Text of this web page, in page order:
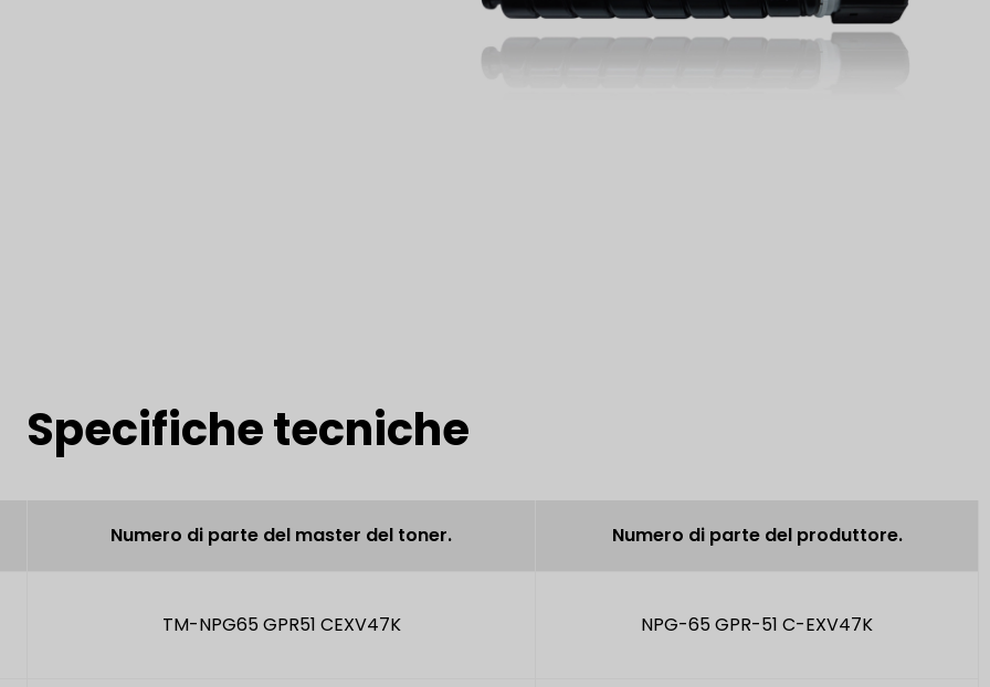
Specifiche tecniche
Numero di parte del master del toner. Numero di parte del produttore.
TM-NPG65 GPR51 CEXV47K NPG-65 GPR-51 C-EXV47K